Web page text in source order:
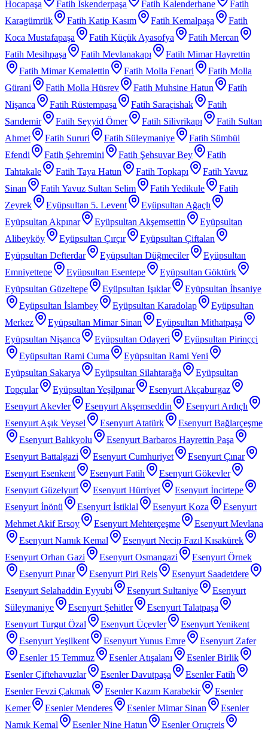
Hocapaşa Fatih İskenderpaşa Fatih Kalenderhane
Fatih
Karagümrük
Fatih Katip Kasım Fatih Kemalpaşa
Fatih
Koca Mustafapaşa
Fatih Küçük Ayasofya
Fatih Mercan
Fatih Mesihpaşa
Fatih Mevlanakapı
Fatih Mimar Hayrettin
Fatih Mimar Kemalettin
Fatih Molla Fenari
Fatih Molla
Gürani
Fatih Molla Hüsrev Fatih Muhsine Hatun
Fatih
Nişanca
Fatih Rüstempaşa Fatih Saraçishak
Fatih
Sarıdemir
Fatih Seyyid Ömer Fatih Silivrikapı
Fatih Sultan
Ahmet
Fatih Sururi Fatih Süleymaniye
Fatih Sümbül
Efendi
Fatih Şehremini Fatih Şehsuvar Bey
Fatih
Tahtakale
Fatih Taya Hatun Fatih Topkapı
Fatih Yavuz
Sinan
Fatih Yavuz Sultan Selim Fatih Yedikule
Fatih
Zeyrek
Eyüpsultan 5. Levent
Eyüpsultan Ağaçlı
Eyüpsultan Akpınar
Eyüpsultan Akşemsettin
Eyüpsultan
Alibeyköy
Eyüpsultan Çırçır
Eyüpsultan Çiftalan
Eyüpsultan Defterdar
Eyüpsultan Düğmeciler
Eyüpsultan
Emniyettepe
Eyüpsultan Esentepe
Eyüpsultan Göktürk
Eyüpsultan Güzeltepe
Eyüpsultan Işıklar
Eyüpsultan İhsaniye
Eyüpsultan İslambey
Eyüpsultan Karadolap
Eyüpsultan
Merkez
Eyüpsultan Mimar Sinan
Eyüpsultan Mithatpaşa
Eyüpsultan Nişanca
Eyüpsultan Odayeri
Eyüpsultan Pirinççi
Eyüpsultan Rami Cuma
Eyüpsultan Rami Yeni
Eyüpsultan Sakarya
Eyüpsultan Silahtarağa
Eyüpsultan
Topçular
Eyüpsultan Yeşilpınar
Esenyurt Akçaburgaz
Esenyurt Akevler
Esenyurt Akşemseddin
Esenyurt Ardıçlı
Esenyurt Aşık Veysel
Esenyurt Atatürk
Esenyurt Bağlarçeşme
Esenyurt Balıkyolu
Esenyurt Barbaros Hayrettin Paşa
Esenyurt Battalgazi
Esenyurt Cumhuriyet
Esenyurt Çınar
Esenyurt Esenkent
Esenyurt Fatih
Esenyurt Gökevler
Esenyurt Güzelyurt
Esenyurt Hürriyet
Esenyurt İncirtepe
Esenyurt İnönü
Esenyurt İstiklal Esenyurt Koza
Esenyurt
Mehmet Akif Ersoy
Esenyurt Mehterçeşme
Esenyurt Mevlana
Esenyurt Namık Kemal
Esenyurt Necip Fazıl Kısakürek
Esenyurt Orhan Gazi
Esenyurt Osmangazi
Esenyurt Örnek
Esenyurt Pınar
Esenyurt Piri Reis
Esenyurt Saadetdere
Esenyurt Selahaddin Eyyubi
Esenyurt Sultaniye
Esenyurt
Süleymaniye
Esenyurt Şehitler
Esenyurt Talatpaşa
Esenyurt Turgut Özal
Esenyurt Üçevler
Esenyurt Yenikent
Esenyurt Yeşilkent
Esenyurt Yunus Emre
Esenyurt Zafer
Esenler 15 Temmuz
Esenler Atışalanı
Esenler Birlik
Esenler Çiftehavuzlar
Esenler Davutpaşa
Esenler Fatih
Esenler Fevzi Çakmak
Esenler Kazım Karabekir
Esenler
Kemer
Esenler Menderes Esenler Mimar Sinan
Esenler
Namık Kemal
Esenler Nine Hatun
Esenler Oruçreis